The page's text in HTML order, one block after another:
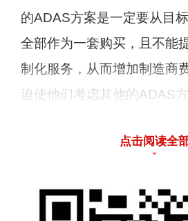
的ADAS方案是一定要从目
全部作为一套购买，且不能
制化服务，从而增加制造商
迫使他们考虑其他的ADAS方
国内也有各种ADAS方案公
的公司，其中Minieye(佑驾)
Minieye(佑驾)是2013年在深
点击阅读全